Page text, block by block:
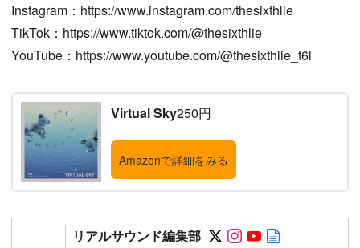
Instagram：https://www.instagram.com/thesixthlie
TikTok：https://www.tiktok.com/@thesixthlie
YouTube：https://www.youtube.com/@thesixthlie_t6l
Virtual Sky250円
Amazonで詳細をみる
リアルサウンド編集部 Follow on SNS
Follow on SNS
Follow on